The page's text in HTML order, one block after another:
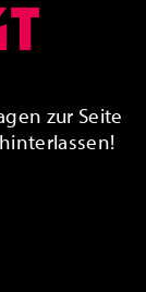
zur Seite